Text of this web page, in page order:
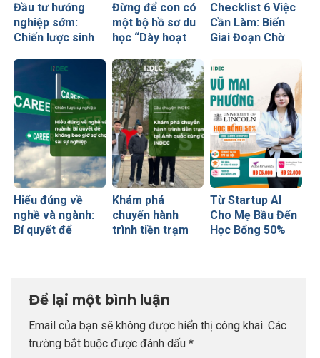
Đầu tư hướng
nghiệp sớm:
Chiến lược sinh
của những cha
Đừng để con có
một bộ hồ sơ du
học “Dày hoạt
thiếu năng lực”
Checklist 6 Việc
Cần Làm: Biến
Giai Đoạn Chờ
“Bước Đệm
Vàng” Cất Cánh
Hiểu đúng về
nghề và ngành:
Bí quyết để
Khám phá
chuyến hành
trình tiền trạm
Từ Startup AI
Cho Mẹ Bầu Đến
Học Bổng 50%
Để lại một bình luận
Email của bạn sẽ không được hiển thị công khai. Các
trường bắt buộc được đánh dấu *